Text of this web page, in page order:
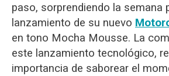
paso, sorprendiendo la semana
lanzamiento de su nuevo
en tono Mocha Mousse. La
este lanzamiento tecnológico,
importancia de saborear el